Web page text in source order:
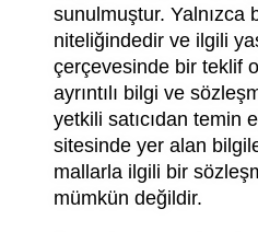
sunulmuştur. Yalnızca
niteliğindedir ve ilgili
çerçevesinde bir teklif
ayrıntılı bilgi ve
yetkili satıcıdan temin
sitesinde yer alan
mallarla ilgili bir
mümkün değildir.